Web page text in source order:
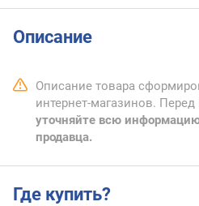
Описание
Описание товара
интернет-магазинов. Перед
уточняйте всю
продавца.
Где купить?